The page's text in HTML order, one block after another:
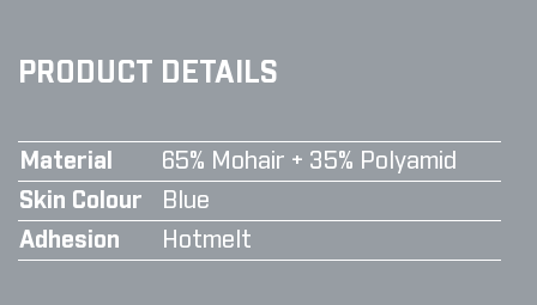
PRODUCT DETAILS
Material
65% Mohair + 35% Polyamid
Skin Colour
Blue
Adhesion
Hotmelt